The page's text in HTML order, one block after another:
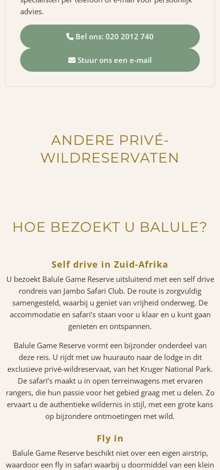
advies.
Bel ons: 020 2012 740
Stuur ons een e-mail
ANDERE PRIVÉ-
WILDRESERVATEN
HOE BEZOEKT U BALULE?
Self drive in Zuid-Afrika
U bezoekt Balule Game Reserve uitsluitend met een self drive
rondreis van Jambo Safari Club. De route is zorgvuldig
samengesteld, waarbij u geniet van vrijheid onderweg. De
accommodatie en safari’s staan voor u klaar en u kunt gaan
genieten en ontspannen.
Balule Game Reserve vormt een bijzonder onderdeel van
deze reis. U rijdt met uw huurauto naar de lodge in dit
exclusieve privé-wildreservaat, van het Kruger National Park.
De safari’s maakt u in open terreinwagens met ervaren
rangers, die hun passie voor het gebied graag met u delen. Zo
ervaart u de authentieke wildernis in stijl, met een grote kans
op bijzondere ontmoetingen met wild.
Fly in
Balule Game Reserve beschikt niet over een eigen airstrip,
waardoor een fly in safari waarbij u doormiddel van een klein